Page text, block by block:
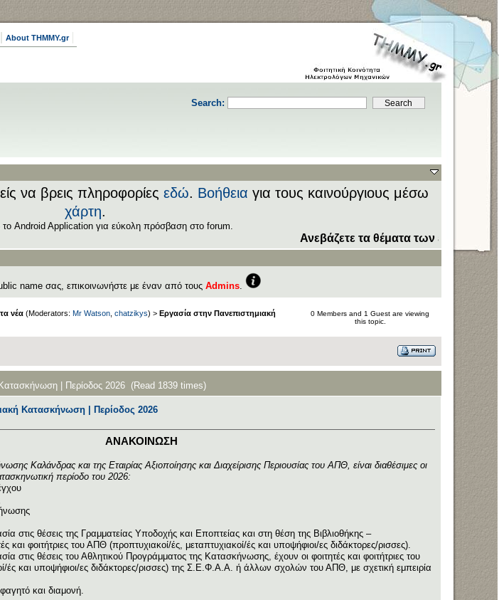
About THMMY.gr
Search:
να βρεις πληροφορίες εδώ. Βοήθεια για τους καινούργιους μέσω
χάρτη.
το Android Application για εύκολη πρόσβαση στο forum.
Ανεβάζετε τα θέματα των εξετάσεων στον
name σας, επικοινωνήστε με έναν από τους Admins.
νέα (Moderators: Mr Watson, chatzikys) > Εργασία στην Πανεπιστημιακή
0 Members and 1 Guest are viewing
this topic.
| Περίοδος 2026 (Read 1839 times)
Κατασκήνωση | Περίοδος 2026
ΑΝΑΚΟΙΝΩΣΗ
Καλάνδρας και της Εταιρίας Αξιοποίησης και Διαχείρισης Περιουσίας του ΑΠΘ, είναι διαθέσιμες οι
περίοδο του 2026:
στις θέσεις της Γραμματείας Υποδοχής και Εποπτείας και στη θέση της Βιβλιοθήκης –
και φοιτήτριες του ΑΠΘ (προπτυχιακοί/ές, μεταπτυχιακοί/ές και υποψήφιοι/ες διδάκτορες/ρισσες).
στις θέσεις του Αθλητικού Προγράμματος της Κατασκήνωσης, έχουν οι φοιτητές και φοιτήτριες του
ές και υποψήφιοι/ες διδάκτορες/ρισσες) της Σ.Ε.Φ.Α.Α. ή άλλων σχολών του ΑΠΘ, με σχετική εμπειρία
και διαμονή.